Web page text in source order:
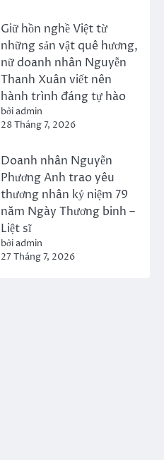
Giữ hồn nghề Việt từ
những sản vật quê hương,
nữ doanh nhân Nguyễn
Thanh Xuân viết nên
hành trình đáng tự hào
bởi admin
28 Tháng 7, 2026
Doanh nhân Nguyễn
Phương Anh trao yêu
thương nhân kỷ niệm 79
năm Ngày Thương binh –
Liệt sĩ
bởi admin
27 Tháng 7, 2026